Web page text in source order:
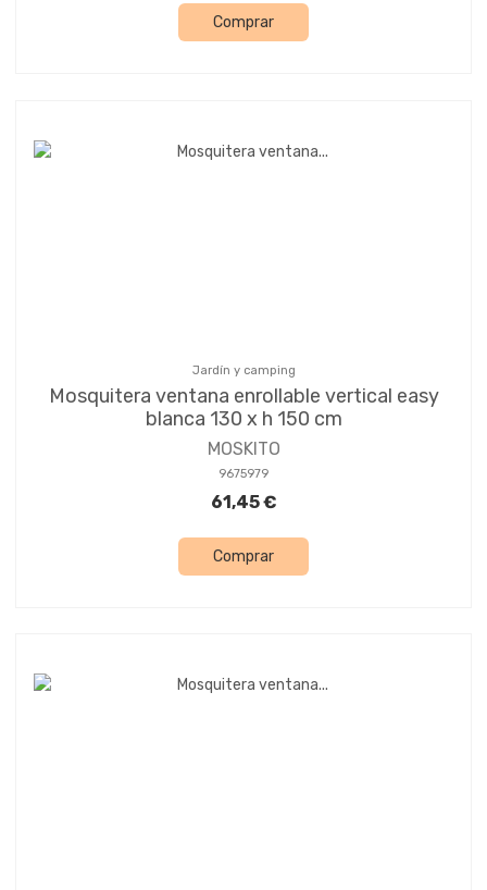
Comprar
Jardín y camping
Mosquitera ventana enrollable vertical easy
blanca 130 x h 150 cm
MOSKITO
9675979
61,45 €
Comprar